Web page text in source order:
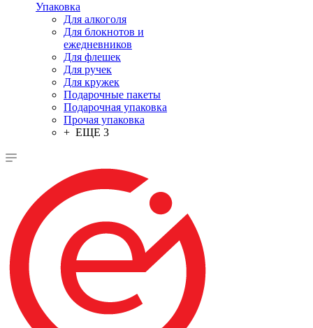
Упаковка
Для алкоголя
Для блокнотов и
ежедневников
Для флешек
Для ручек
Для кружек
Подарочные пакеты
Подарочная упаковка
Прочая упаковка
+ ЕЩЕ 3